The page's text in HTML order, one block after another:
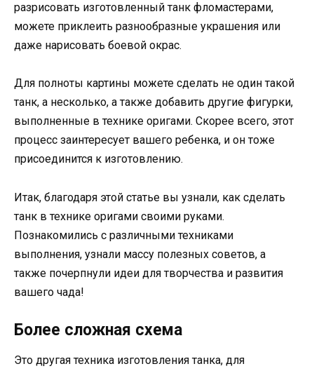
разрисовать изготовленный танк фломастерами,
можете приклеить разнообразные украшения или
даже нарисовать боевой окрас.
Для полноты картины можете сделать не один такой
танк, а несколько, а также добавить другие фигурки,
выполненные в технике оригами. Скорее всего, этот
процесс заинтересует вашего ребенка, и он тоже
присоединится к изготовлению.
Итак, благодаря этой статье вы узнали, как сделать
танк в технике оригами своими руками.
Познакомились с различными техниками
выполнения, узнали массу полезных советов, а
также почерпнули идеи для творчества и развития
вашего чада!
Более сложная схема
Это другая техника изготовления танка, для